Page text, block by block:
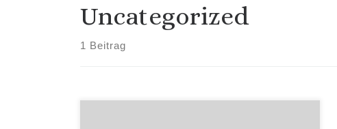
Uncategorized
1 Beitrag